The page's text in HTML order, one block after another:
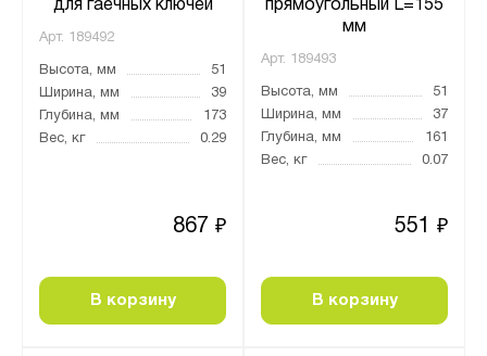
для гаечных ключей
Арт. 189492
Высота, мм
51
Ширина, мм
39
Глубина, мм
173
Вес, кг
0.29
867 ₽
В корзину
прямоугольный L=155
мм
Арт. 189493
Высота, мм
51
Ширина, мм
37
Глубина, мм
161
Вес, кг
0.07
551 ₽
В корзину